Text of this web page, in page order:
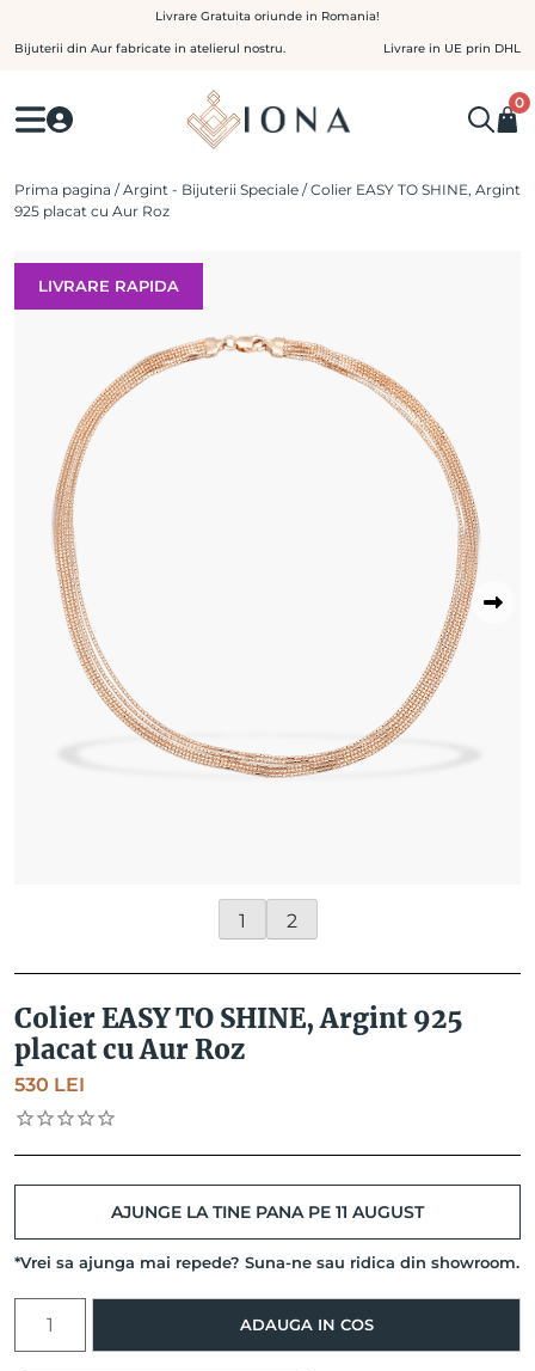
to
Livrare Gratuita oriunde in Romania!
Bijuterii din Aur fabricate in atelierul nostru. Livrare in UE prin DHL
0
Prima pagina /Argint - Bijuterii Speciale / Colier EASY TO SHINE, Argint
925 placat cu Aur Roz
LIVRARE RAPIDA
1 2
Colier EASY TO SHINE, Argint 925
placat cu Aur Roz
530 LEI
AJUNGE LA TINE PANA PE 11 AUGUST
*Vrei sa ajunga mai repede? Suna-ne sau ridica din showroom.
Colier
EASY
ADAUGA IN COS